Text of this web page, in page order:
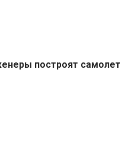
построят самолет